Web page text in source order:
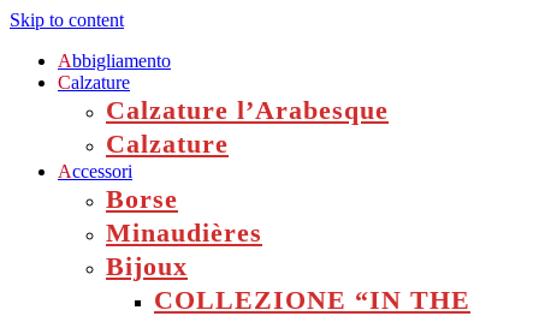
Skip to content
Abbigliamento
Calzature
Calzature l’Arabesque
Calzature
Accessori
Borse
Minaudières
Bijoux
COLLEZIONE “IN THE